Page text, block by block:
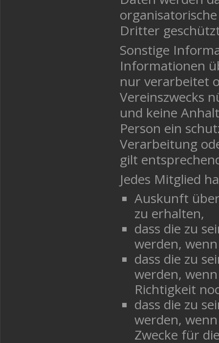
Dritter
Sonstige
Informationen
nur verarbeitet
Vereinszwecks
und keine
Person ein
Verarbeitung
gilt
Jedes Mitglied
Auskunft
zu erhalten,
dass die zu
werden,
dass die zu
werden,
Richtigkeit
dass die zu
werden,
Zwecke für